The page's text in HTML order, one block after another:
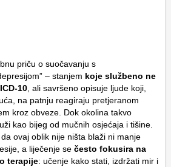
priču o suočavanju s
– stanjem koje službeno ne
10 , ali savršeno opisuje ljude koji,
na patnju reagiraju pretjeranom
kroz obveze. Dok okolina takvo
kao bijeg od mučnih osjećaja i tišine.
ovaj oblik nije ništa blaži ni manje
a liječenje se često fokusira na
terapije: učenje kako stati, izdržati mir i